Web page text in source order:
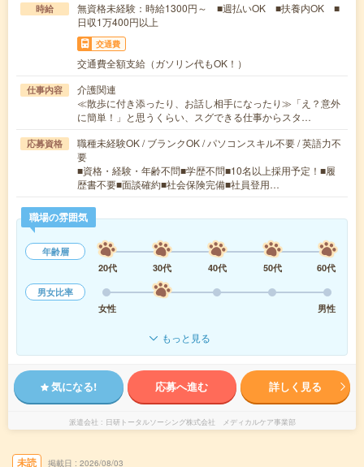
時給
無資格未経験：時給1300円～ ■週払いOK ■扶養内OK ■
日収1万400円以上
交通費
交通費全額支給（ガソリン代もOK！）
仕事内容
介護関連
≪散歩に付き添ったり、お話し相手になったり≫「え？意外
に簡単！」と思うくらい、スグできる仕事からスタ…
応募資格
職種未経験OK / ブランクOK / パソコンスキル不要 / 英語力不
要
■資格・経験・年齢不問■学歴不問■10名以上採用予定！■履
歴書不要■面談確約■社会保険完備■社員登用…
職場の雰囲気
年齢層
20代
30代 40代 50代
60代
男女比率
女性
男性
もっと見る
気になる! 応募へ進む 詳しく見る
派遣会社 日研トータルソーシング株式会社 メディカルケア事業部
未読 掲載日 2026/08/03